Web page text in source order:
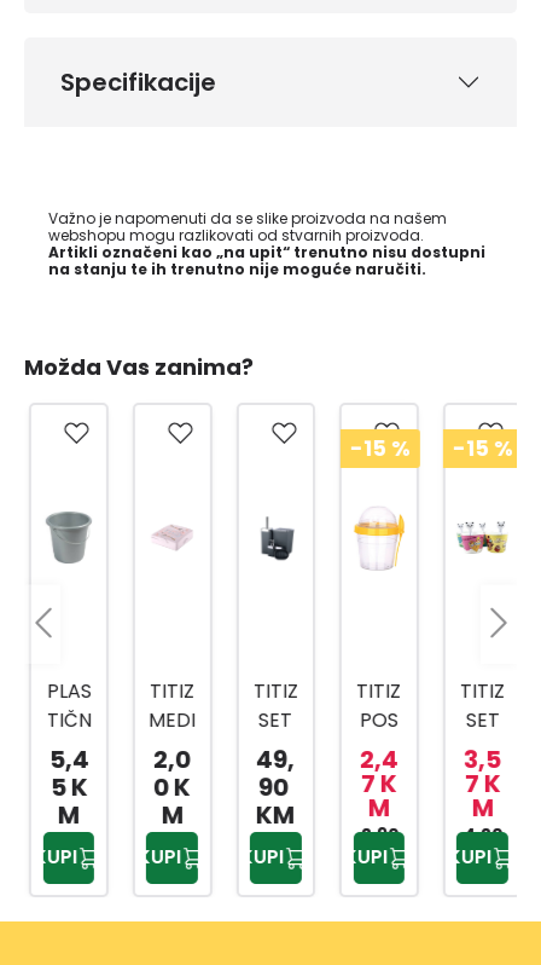
Specifikacije
Važno je napomenuti da se slike proizvoda na našem
webshopu mogu razlikovati od stvarnih proizvoda.
Artikli označeni kao „na upit“ trenutno nisu dostupni
na stanju te ih trenutno nije moguće naručiti.
Možda Vas zanima?
PLAS
TIČN
A
KANT
A SA
MET
ALNO
M
DRŠK
5,4
5 K
M
KUPI
TITIZ
MEDI
CINS
KI
BOX
AP-
9159
2,0
0 K
M
KUPI
TITIZ
SET
ZA
KUPA
TILO
PRIW
EX
TP-
557
49,
90
KM
KUPI
-15 %
TITIZ
POS
UDA
ZA
BEBI
HRA
NU
500
ML
2,4
7 K
M
2,90
KM
KUPI
-15 %
TITIZ
SET
ZA
SLAD
OLED
AP-
9425
3,5
7 K
M
4,20
KM
KUPI